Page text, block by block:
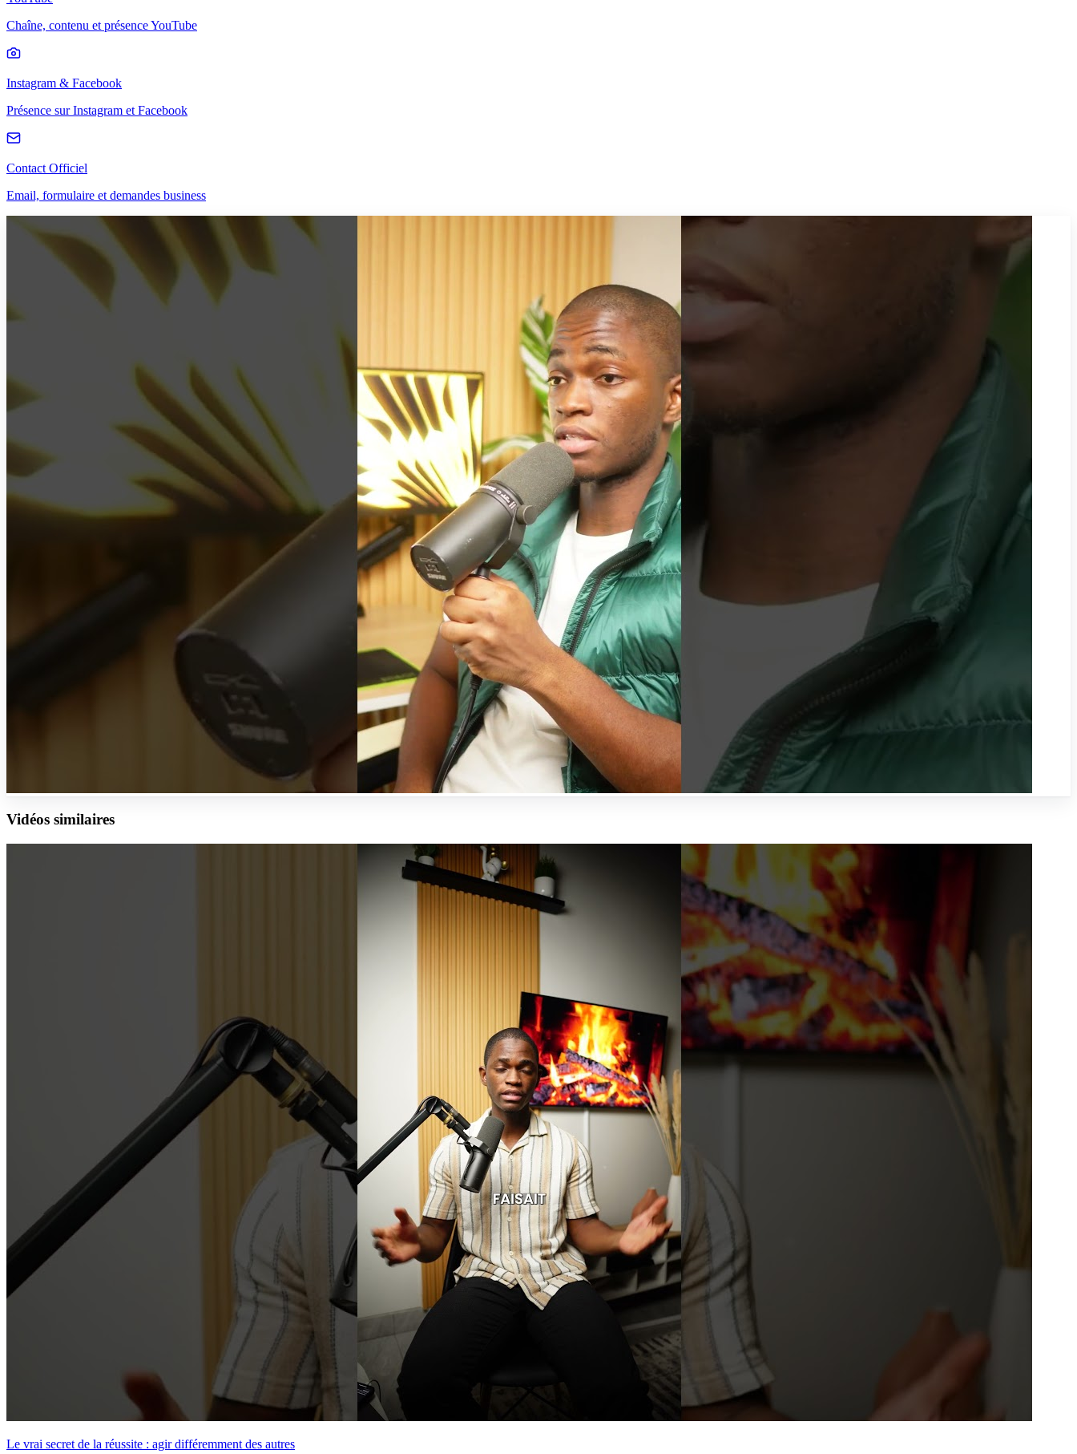
Chaîne, contenu et présence YouTube
Instagram & Facebook
Présence sur Instagram et Facebook
Contact Officiel
Email, formulaire et demandes business
Vidéos similaires
Le vrai secret de la réussite : agir différemment des autres